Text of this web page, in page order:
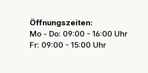
Öffnungszeiten:
Mo - Do: 09:00 - 16:00 Uhr
Fr: 09:00 - 15:00 Uhr